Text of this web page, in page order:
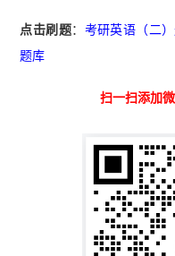
点击刷题： 考研英语（二
题库
扫一扫添加